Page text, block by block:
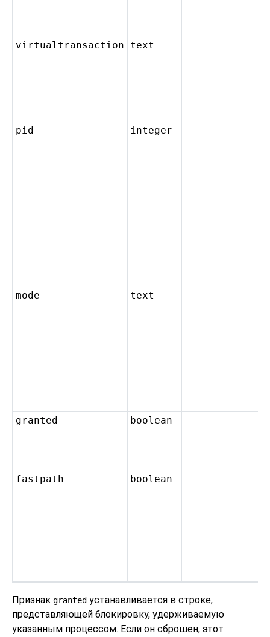
virtualtransaction text
pid integer
mode text
granted boolean
fastpath boolean
Признак granted устанавливается в строке,
представляющей блокировку, удерживаемую
указанным процессом. Если он сброшен, этот